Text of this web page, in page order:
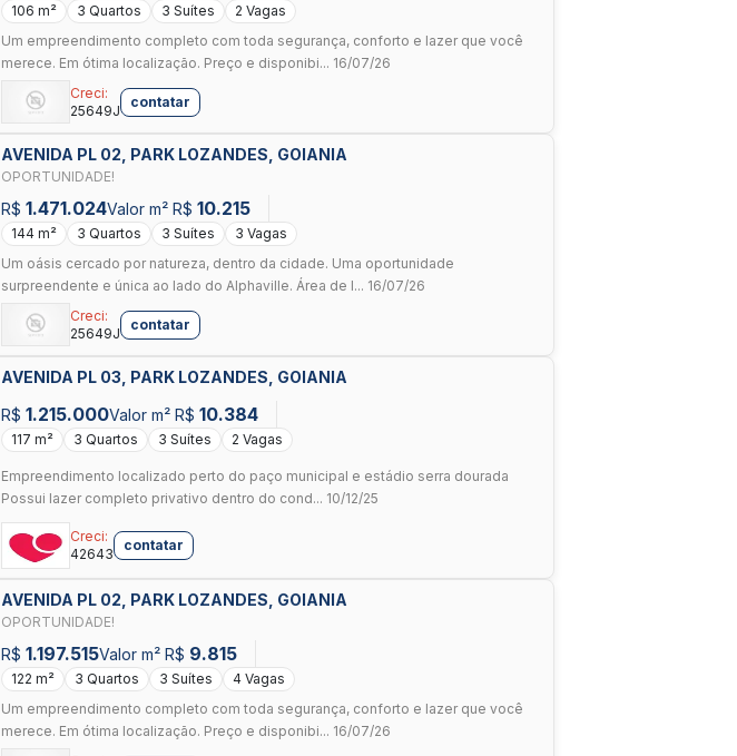
106 m² 3 Quartos 3 Suítes
2 Vagas
Um empreendimento completo com toda segurança, conforto e lazer que você
merece. Em ótima localização. Preço e disponibi... 16/07/26
Creci:
25649J
contatar
AVENIDA PL 02, PARK LOZANDES, GOIANIA
OPORTUNIDADE!
R$ 1.471.024Valor m² R$ 10.215
144 m² 3 Quartos 3 Suítes
3 Vagas
Um oásis cercado por natureza, dentro da cidade. Uma oportunidade
surpreendente e única ao lado do Alphaville. Área de l... 16/07/26
Creci:
25649J
contatar
AVENIDA PL 03, PARK LOZANDES, GOIANIA
R$ 1.215.000Valor m² R$ 10.384
117 m² 3 Quartos 3 Suítes 2 Vagas
Empreendimento localizado perto do paço municipal e estádio serra dourada
Possui lazer completo privativo dentro do cond... 10/12/25
Creci:
42643
contatar
AVENIDA PL 02, PARK LOZANDES, GOIANIA
OPORTUNIDADE!
R$ 1.197.515Valor m² R$ 9.815
122 m² 3 Quartos 3 Suítes
4 Vagas
Um empreendimento completo com toda segurança, conforto e lazer que você
merece. Em ótima localização. Preço e disponibi... 16/07/26